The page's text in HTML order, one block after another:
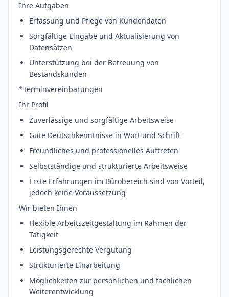
Ihre Aufgaben
Erfassung und Pflege von Kundendaten
Sorgfältige Eingabe und Aktualisierung von
Datensätzen
Unterstützung bei der Betreuung von
Bestandskunden
*Terminvereinbarungen
Ihr Profil
Zuverlässige und sorgfältige Arbeitsweise
Gute Deutschkenntnisse in Wort und Schrift
Freundliches und professionelles Auftreten
Selbstständige und strukturierte Arbeitsweise
Erste Erfahrungen im Bürobereich sind von Vorteil,
jedoch keine Voraussetzung
Wir bieten Ihnen
Flexible Arbeitszeitgestaltung im Rahmen der
Tätigkeit
Leistungsgerechte Vergütung
Strukturierte Einarbeitung
Möglichkeiten zur persönlichen und fachlichen
Weiterentwicklung